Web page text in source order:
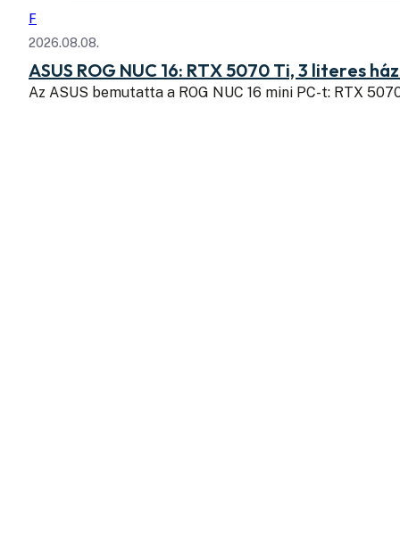
F
2026.08.08.
ASUS ROG NUC 16: RTX 5070 Ti, 3 literes
Az ASUS bemutatta a ROG NUC 16 mini PC-t: RTX